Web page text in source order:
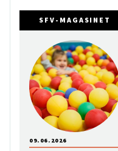
SFV-MAGASINET
09.06.2026